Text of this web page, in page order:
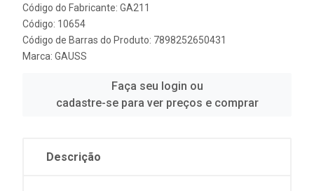
Código do Fabricante: GA211
Código: 10654
Código de Barras do Produto: 7898252650431
Marca: GAUSS
Faça seu login ou
cadastre-se para ver preços e comprar
Descrição